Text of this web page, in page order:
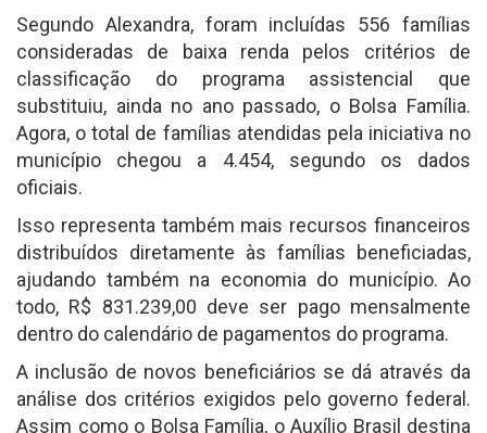
Segundo Alexandra, foram incluídas 556 famílias
consideradas de baixa renda pelos critérios de
classificação do programa assistencial que
substituiu, ainda no ano passado, o Bolsa Família.
Agora, o total de famílias atendidas pela iniciativa no
município chegou a 4.454, segundo os dados
oficiais.
Isso representa também mais recursos financeiros
distribuídos diretamente às famílias beneficiadas,
ajudando também na economia do município. Ao
todo, R$ 831.239,00 deve ser pago mensalmente
dentro do calendário de pagamentos do programa.
A inclusão de novos beneficiários se dá através da
análise dos critérios exigidos pelo governo federal.
Assim como o Bolsa Família, o Auxílio Brasil destina